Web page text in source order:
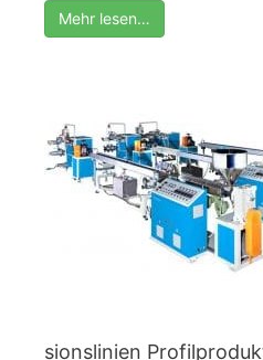
Mehr lesen…
sionslinien